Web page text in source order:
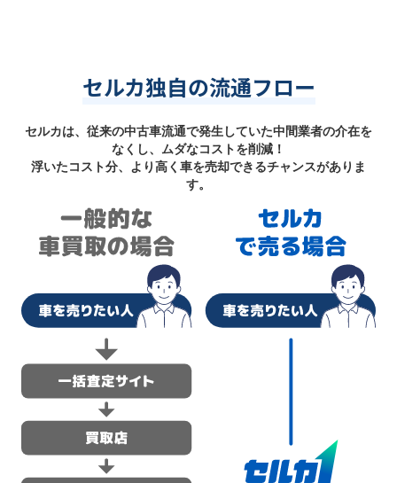
セルカ独自の流通フロー
セルカは、従来の中古車流通で発生していた中間業者の介在を
なくし、ムダなコストを削減！
浮いたコスト分、より高く車を売却できるチャンスがありま
す。